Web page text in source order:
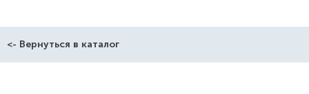
<- Вернуться в каталог